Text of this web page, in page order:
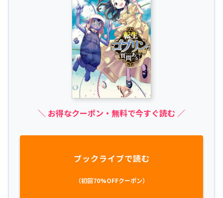
＼ お得なクーポン・無料で今すぐ読む ／
ブックライブで読む
（初回70%OFFクーポン）